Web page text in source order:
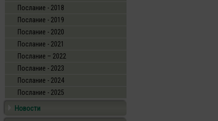
Послание - 2018
Послание - 2019
Послание - 2020
Послание - 2021
Послание – 2022
Послание - 2023
Послание - 2024
Послание - 2025
Новости